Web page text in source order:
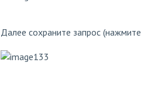
Далее сохраните запрос (нажмите